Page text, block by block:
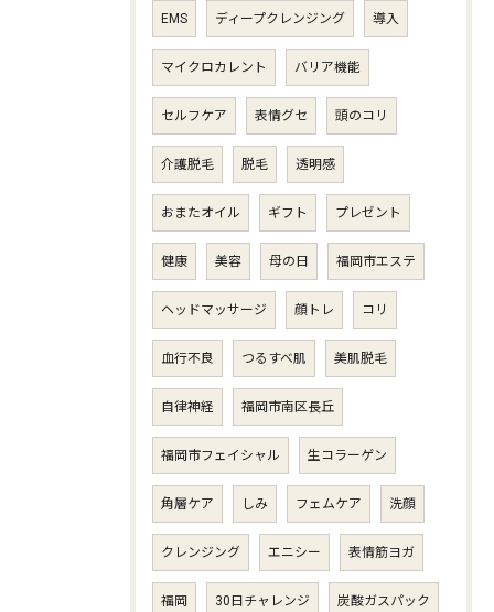
EMS ディープクレンジング 導入
マイクロカレント バリア機能
セルフケア 表情グセ 頭のコリ
介護脱毛 脱毛 透明感
おまたオイル ギフト プレゼント
健康 美容 母の日 福岡市エステ
ヘッドマッサージ 顔トレ コリ
血行不良 つるすべ肌 美肌脱毛
自律神経 福岡市南区長丘
福岡市フェイシャル 生コラーゲン
角層ケア しみ フェムケア 洗顔
クレンジング エニシー 表情筋ヨガ
福岡 30日チャレンジ 炭酸ガスパック